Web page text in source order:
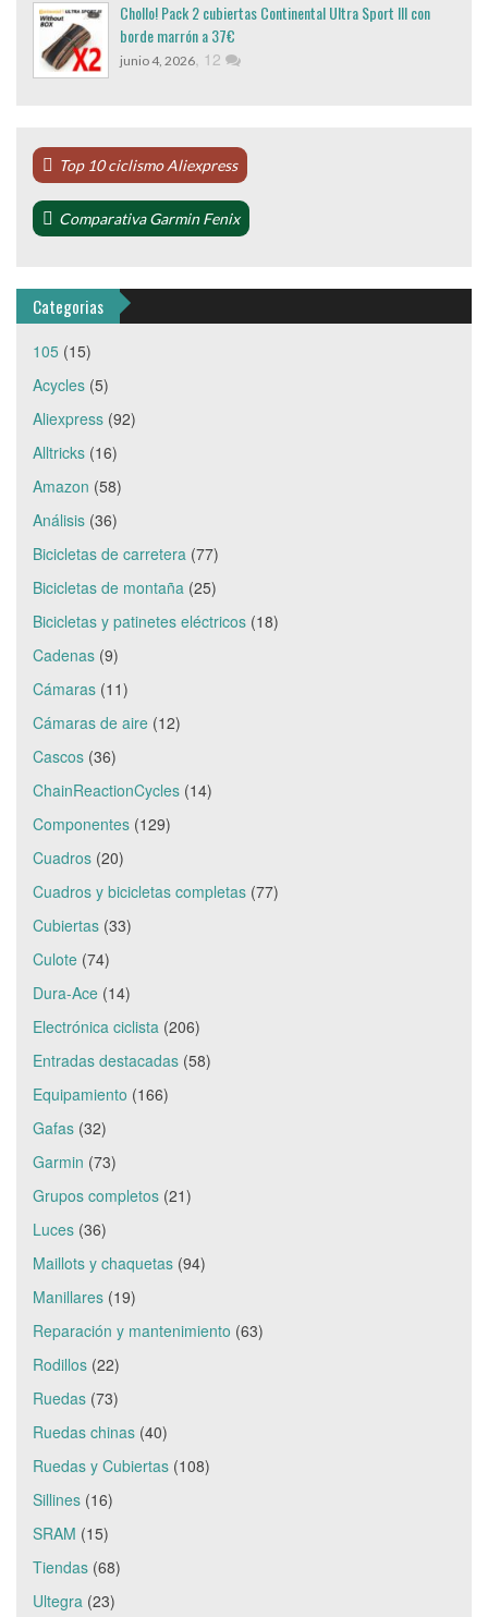
Chollo! Pack 2 cubiertas Continental Ultra Sport III con
borde marrón a 37€
junio 4, 2026, 12
Top 10 ciclismo Aliexpress
Comparativa Garmin Fenix
Categorias
105 (15)
Acycles (5)
Aliexpress (92)
Alltricks (16)
Amazon (58)
Análisis (36)
Bicicletas de carretera (77)
Bicicletas de montaña (25)
Bicicletas y patinetes eléctricos (18)
Cadenas (9)
Cámaras (11)
Cámaras de aire (12)
Cascos (36)
ChainReactionCycles (14)
Componentes (129)
Cuadros (20)
Cuadros y bicicletas completas (77)
Cubiertas (33)
Culote (74)
Dura-Ace (14)
Electrónica ciclista (206)
Entradas destacadas (58)
Equipamiento (166)
Gafas (32)
Garmin (73)
Grupos completos (21)
Luces (36)
Maillots y chaquetas (94)
Manillares (19)
Reparación y mantenimiento (63)
Rodillos (22)
Ruedas (73)
Ruedas chinas (40)
Ruedas y Cubiertas (108)
Sillines (16)
SRAM (15)
Tiendas (68)
Ultegra (23)